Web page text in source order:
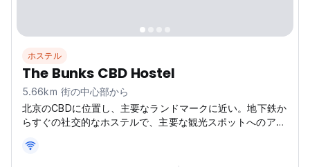
ホステル
The Bunks CBD Hostel
5.66km 街の中心部から
北京のCBDに位置し、主要なランドマークに近い。地下鉄か
らすぐの社交的なホステルで、主要な観光スポットへのアク
(Auto-translated from original language)